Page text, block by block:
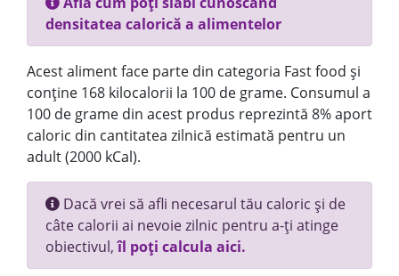
densitatea calorică a alimentelor
Acest aliment face parte din categoria Fast food și
conține 168 kilocalorii la 100 de grame. Consumul a
100 de grame din acest produs reprezintă 8% aport
caloric din cantitatea zilnică estimată pentru un
adult (2000 kCal).
Dacă vrei să afli necesarul tău caloric și de
câte calorii ai nevoie zilnic pentru a-ți atinge
obiectivul,îl poți calcula aici.